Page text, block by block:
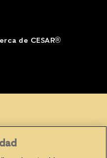
de CESAR®